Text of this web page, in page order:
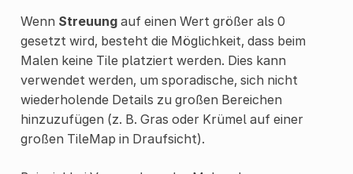
Wenn Streuungauf einen Wert größer als 0
gesetzt wird, besteht die Möglichkeit, dass beim
Malen keine Tile platziert werden. Dies kann
verwendet werden, um sporadische, sich nicht
wiederholende Details zu großen Bereichen
hinzuzufügen (z. B. Gras oder Krümel auf einer
großen TileMap in Draufsicht).